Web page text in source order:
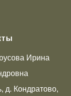
Ирина
д. Кондратово,